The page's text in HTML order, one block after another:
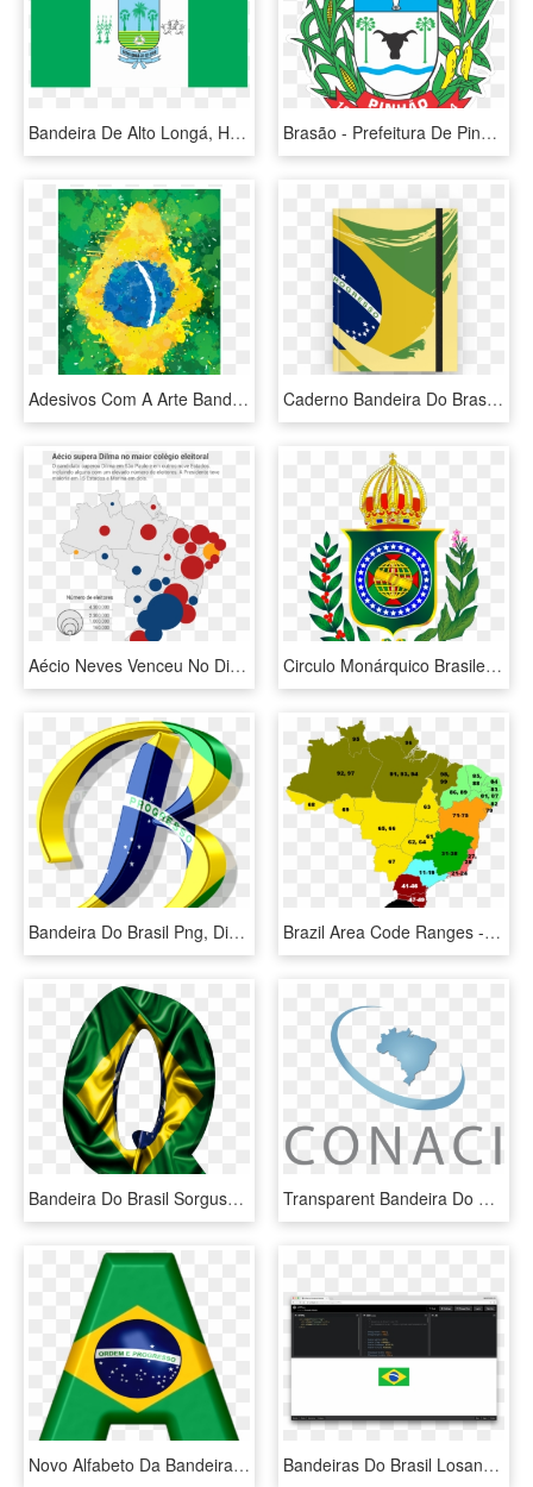
Bandeira De Alto Longá, HD Png Download Brasão - Prefeitura De Pinhão, HD Png Download
Adesivos Com A Arte Bandeira Do Brasil Do Studio @incantia - Arte Bandeira Do Brasil, HD Png Download Caderno Bandeira Do Brasil I De Lemon Pepperna - Graphic Design, HD Png Download
Aécio Neves Venceu No Distrito Federal, Espírito Santo, - Distribuição De Eleitores No Brasil, HD Png Download Circulo Monárquico Brasileiro Brasão Imperial Bandeira - Bandeira Do Brasil Na Época Do Império, HD Png Download
Bandeira Do Brasil Png, Dia Da Bandeira, Decoração - Alfabeto Bandeira Brasil, Transparent Png Brazil Area Code Ranges - Ddd 21 É De Qual Estado, HD Png Download
Bandeira Do Brasil Sorgusuna Uygun Resimleri Bedava - Letras Bandeira Do Brasil, HD Png Download Transparent Bandeira Do Brasil Estilizada Png - Informacion Sobre Brasil, Png Download
Novo Alfabeto Da Bandeira Do Brasil Em Png - Sign, Transparent Png Bandeiras Do Brasil Losango, HD Png Download